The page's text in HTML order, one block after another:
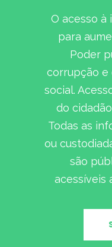
O acesso à
para
Poder
corrupção e
social.
do
Todas as
ou
são
acessíveis